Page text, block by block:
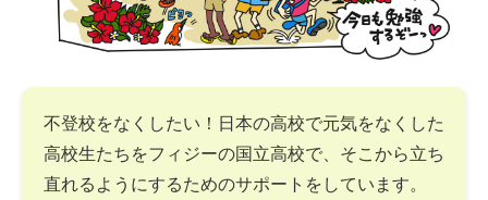
不登校をなくしたい！日本の高校で元気をなくした
高校生たちをフィジーの国立高校で、そこから立ち
直れるようにするためのサポートをしています。